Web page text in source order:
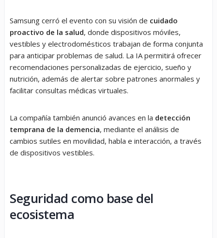
Samsung cerró el evento con su visión de cuidado
proactivo de la salud, donde dispositivos móviles,
vestibles y electrodomésticos trabajan de forma conjunta
para anticipar problemas de salud. La IA permitirá ofrecer
recomendaciones personalizadas de ejercicio, sueño y
nutrición, además de alertar sobre patrones anormales y
facilitar consultas médicas virtuales.
La compañía también anunció avances en la detección
temprana de la demencia, mediante el análisis de
cambios sutiles en movilidad, habla e interacción, a través
de dispositivos vestibles.
Seguridad como base del
ecosistema